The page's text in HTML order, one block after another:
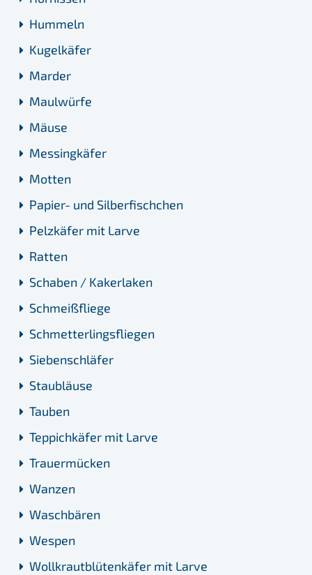
Hummeln
Kugelkäfer
Marder
Maulwürfe
Mäuse
Messingkäfer
Motten
Papier- und Silberfischchen
Pelzkäfer mit Larve
Ratten
Schaben / Kakerlaken
Schmeißfliege
Schmetterlingsfliegen
Siebenschläfer
Staubläuse
Tauben
Teppichkäfer mit Larve
Trauermücken
Wanzen
Waschbären
Wespen
Wollkrautblütenkäfer mit Larve